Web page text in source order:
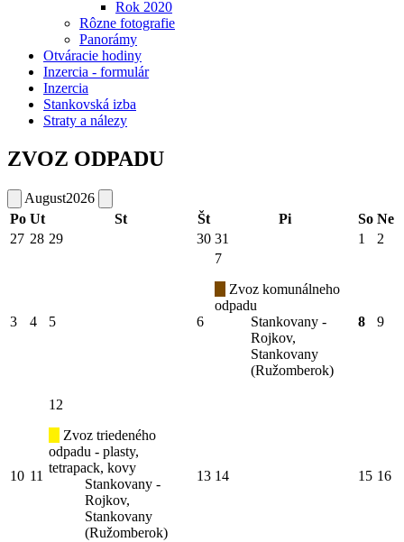
Rok 2020
Rôzne fotografie
Panorámy
Otváracie hodiny
Inzercia - formulár
Inzercia
Stankovská izba
Straty a nálezy
ZVOZ ODPADU
August2026
Po Ut St Št Pi So Ne
27 28 29 30 31 1 2
3 4 5 6
7
Zvoz komunálneho
odpadu
Stankovany -
Rojkov,
Stankovany
(Ružomberok)
8 9
10 11
12
Zvoz triedeného
odpadu - plasty,
tetrapack, kovy
Stankovany -
Rojkov,
Stankovany
(Ružomberok)
13 14 15 16